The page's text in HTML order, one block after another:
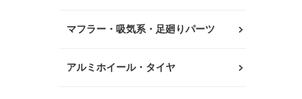
マフラー・吸気系・足廻りパーツ
アルミホイール・タイヤ